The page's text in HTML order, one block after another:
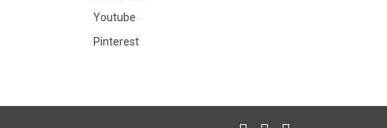
Youtube
Pinterest